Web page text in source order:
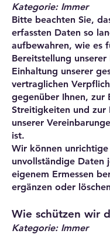
Kategorie: Immer
Bitte beachten Sie,
erfassten Daten so
aufbewahren, wie es
Bereitstellung unserer
Einhaltung unserer
vertraglichen
gegenüber Ihnen, zur
Streitigkeiten und zur
unserer
ist.
Wir können
unvollständige Daten
eigenem Ermessen
ergänzen oder
Wie schützen wir
Kategorie: Immer